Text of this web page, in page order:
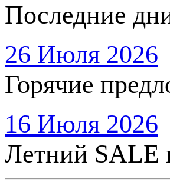
Последние
26 Июля 2026
Горячие
16 Июля 2026
Летний SALE